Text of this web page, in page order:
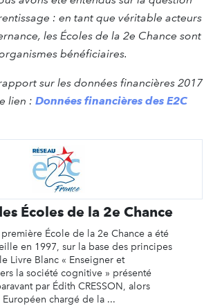
: en tant que véritable acteurs
les Écoles de la 2e Chance sont
bénéficiaires.
sur les données financières 2017
lien : Données financières des E2C
Écoles de la 2e Chance
première École de la 2e Chance a été
en 1997, sur la base des principes
Livre Blanc « Enseigner et
la société cognitive » présenté
par Édith CRESSON, alors
Européen chargé de la ...